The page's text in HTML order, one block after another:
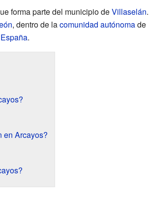
forma parte del municipio deVillaselán.
, dentro de lacomunidad autónomade
España.
en Arcayos?